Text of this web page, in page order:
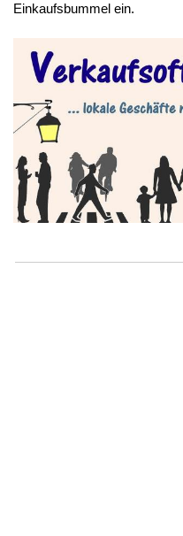
Einkaufsbummel ein.